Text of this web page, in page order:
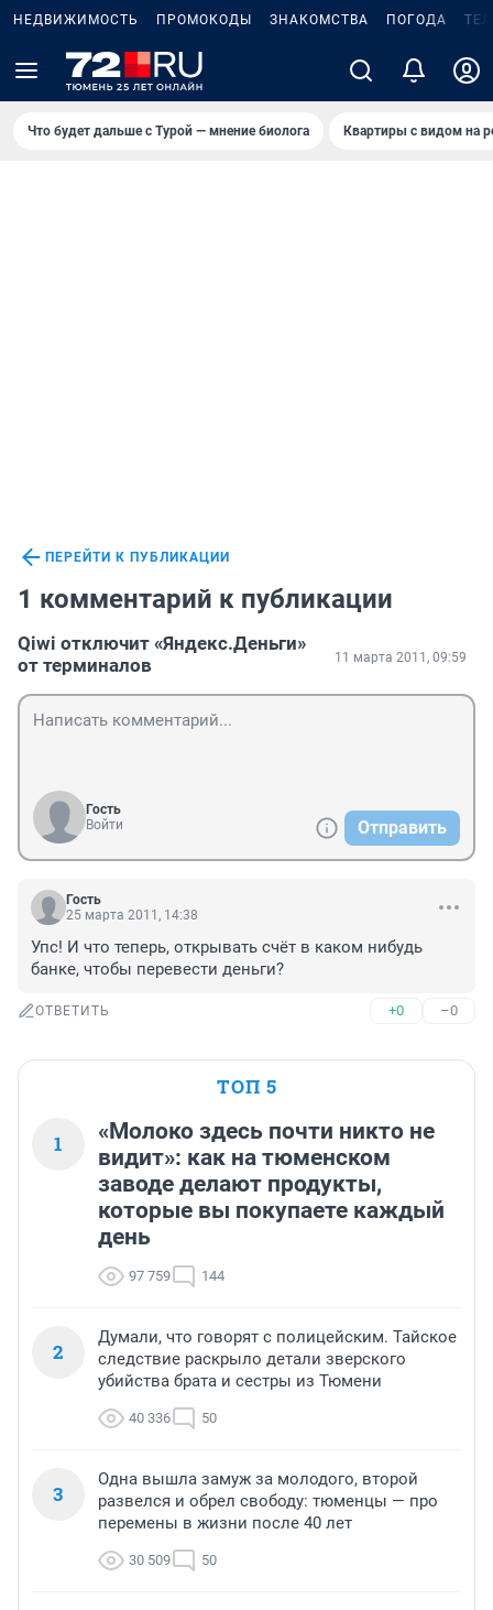
НЕДВИЖИМОСТЬ ПРОМОКОДЫ ЗНАКОМСТВА ПОГОДА
Что будет дальше с Турой — мнение биолога Квартиры с видом на
ПЕРЕЙТИ К ПУБЛИКАЦИИ
1 комментарий к публикации
Qiwi отключит «Яндекс.Деньги»
от терминалов
11 марта 2011, 09:59
Гость
Войти
Отправить
Гость
25 марта 2011, 14:38
Упс! И что теперь, открывать счёт в каком нибудь
банке, чтобы перевести деньги?
ОТВЕТИТЬ +0 –0
ТОП 5
1
«Молоко здесь почти никто не
видит»: как на тюменском
заводе делают продукты,
которые вы покупаете каждый
день
97 759 144
2
Думали, что говорят с полицейским. Тайское
следствие раскрыло детали зверского
убийства брата и сестры из Тюмени
40 336 50
3
Одна вышла замуж за молодого, второй
развелся и обрел свободу: тюменцы — про
перемены в жизни после 40 лет
30 509 50